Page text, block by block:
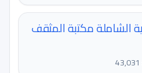
الشاملة مكتبة المثقف